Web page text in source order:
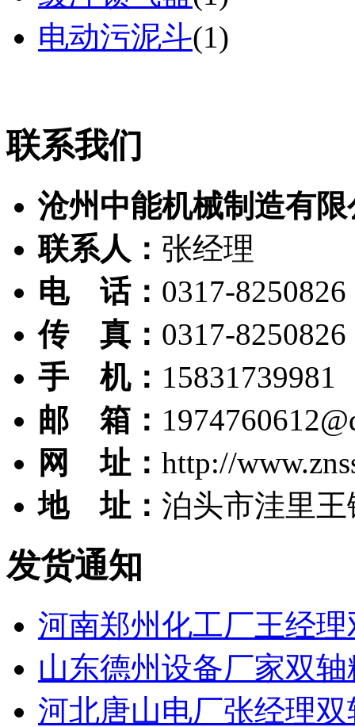
电动污泥斗(1)
联系我们
沧州中能机械制造有限
联系人： 张经理
电 话： 0317-8250826
传 真： 0317-8250826
手 机： 15831739981
邮 箱：
网 址： http://
地 址： 泊头市洼里
发货通知
河南郑州化工厂王经
山东德州设备厂家双
河北唐山电厂张经理